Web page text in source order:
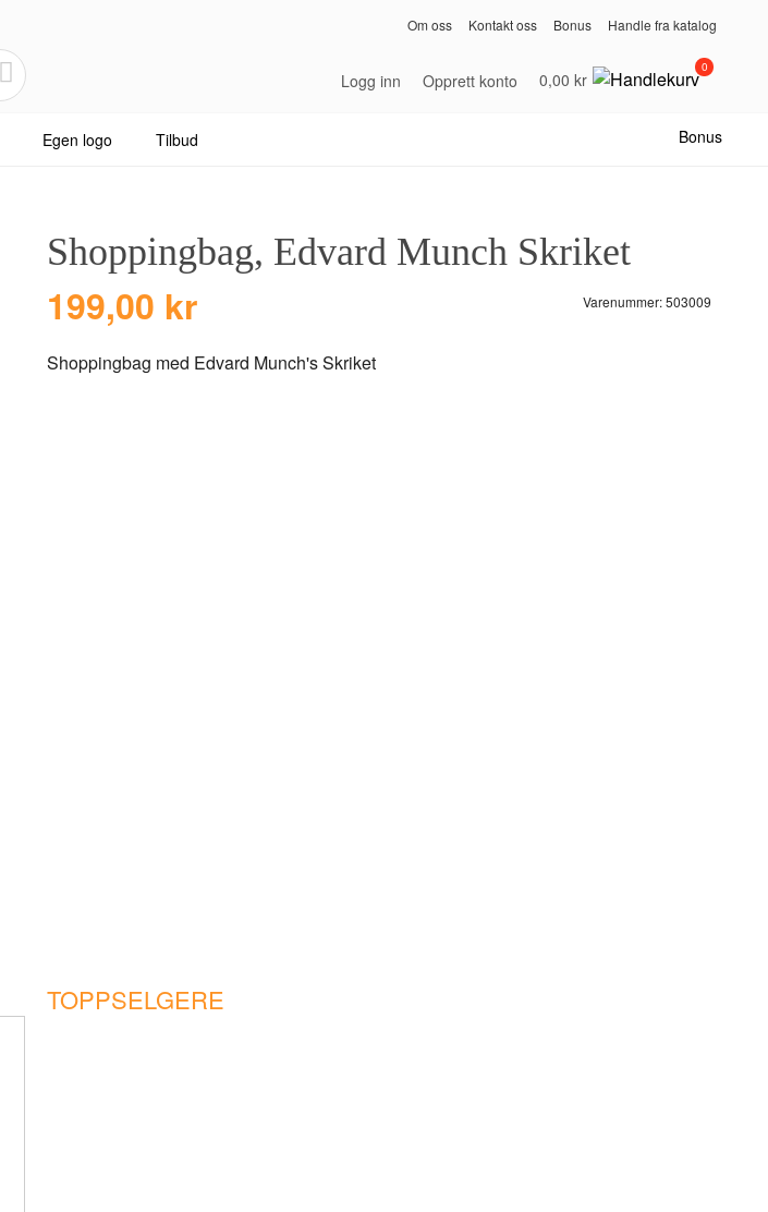
Om oss Kontakt oss Bonus Handle fra katalog
Logg inn Opprett konto 0,00 kr
0
Egen logo Tilbud Bonus
Shoppingbag, Edvard Munch Skriket
199,00 kr Varenummer:503009
Shoppingbag med Edvard Munch's Skriket
TOPPSELGERE